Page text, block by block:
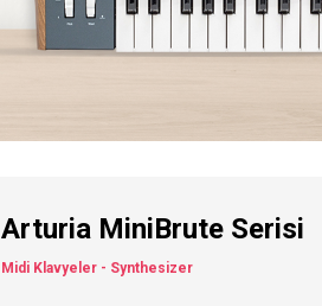
Arturia MiniBrute Serisi
Midi Klavyeler - Synthesizer